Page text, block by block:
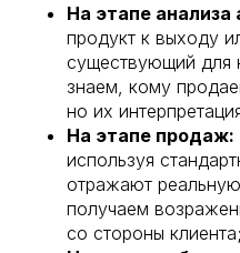
На этапе анализа
продукт к выходу
существующий для
знаем, кому
но их
На этапе продаж:
используя
отражают
получаем
со стороны клиента;